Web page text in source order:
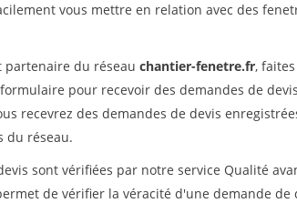
vous mettre en relation avec des
partenaire du réseau chantier-fenetre.fr,
pour recevoir des demandes de
recevrez des demandes de devis
du réseau.
sont vérifiées par notre service Qualité
de vérifier la véracité d'une demande de